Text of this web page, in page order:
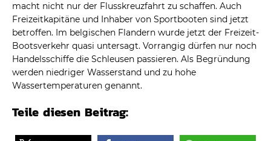
macht nicht nur der Flusskreuzfahrt zu schaffen. Auch
Freizeitkapitäne und Inhaber von Sportbooten sind jetzt
betroffen. Im belgischen Flandern wurde jetzt der Freizeit-
Bootsverkehr quasi untersagt. Vorrangig dürfen nur noch
Handelsschiffe die Schleusen passieren. Als Begründung
werden niedriger Wasserstand und zu hohe
Wassertemperaturen genannt.
Teile diesen Beitrag: